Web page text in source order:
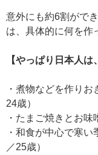
意外にも約6割がで
は、具体的に何を作
【やっぱり日本人は
・煮物などを作り
24歳）
・たまご焼きとお味
・和食が中心で寒
／25歳）